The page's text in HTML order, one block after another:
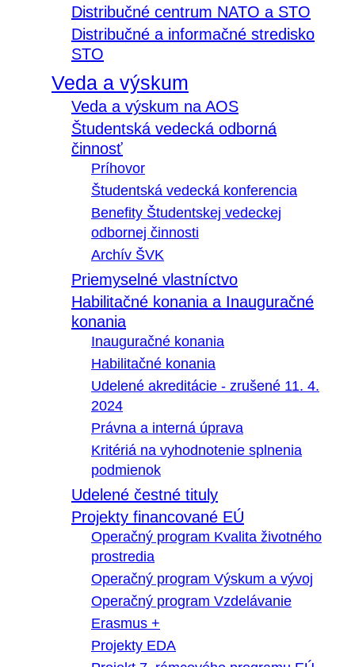
Distribučné centrum NATO a STO
Distribučné a informačné stredisko
STO
Veda a výskum
Veda a výskum na AOS
Študentská vedecká odborná
činnosť
Príhovor
Študentská vedecká konferencia
Benefity Študentskej vedeckej
odbornej činnosti
Archív ŠVK
Priemyselné vlastníctvo
Habilitačné konania a Inauguračné
konania
Inauguračné konania
Habilitačné konania
Udelené akreditácie - zrušené 11. 4.
2024
Právna a interná úprava
Kritériá na vyhodnotenie splnenia
podmienok
Udelené čestné tituly
Projekty financované EÚ
Operačný program Kvalita životného
prostredia
Operačný program Výskum a vývoj
Operačný program Vzdelávanie
Erasmus +
Projekty EDA